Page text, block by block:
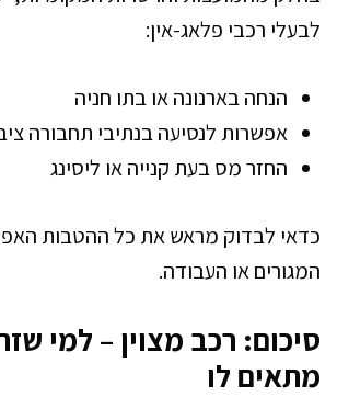
לבעלי רכבי פלאג-אין:
הנחה בארנונה או בתו חניה
אפשרות לנסיעה בנתיבי תחבורה
החזר מס בעת קנייה או ליסינג
כדאי לבדוק מראש את כל ההטבות
המגורים או העבודה.
סיכום: רכב מצוין – למי
מתאים לו